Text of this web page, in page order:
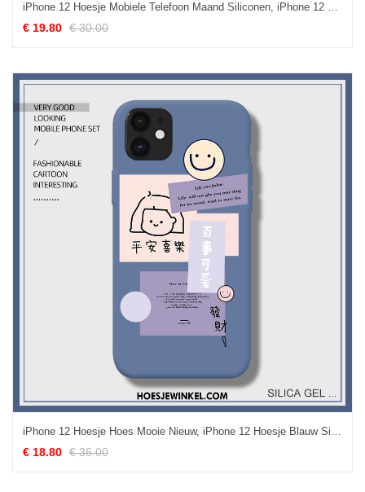
iPhone 12 Hoesje Mobiele Telefoon Maand Siliconen, iPhone 12 Hoesje Dun Net Red
€ 19.80 € 30.00
iPhone 12 Hoesje Hoes Mooie Nieuw, iPhone 12 Hoesje Blauw Siliconen
€ 18.80 € 36.00